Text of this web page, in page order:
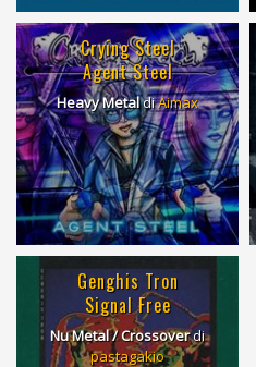
Crying Steel
Agent Steel
Heavy MetaldiAimax
Genghis Tron
Signal Free
Nu Metal / Crossoverdi
pastagakio